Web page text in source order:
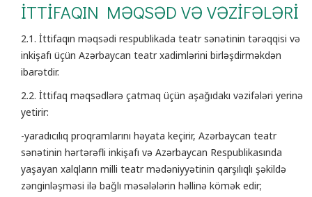
İTTİFAQIN MƏQSƏD VƏ VƏZİFƏLƏRİ
2.1. İttifaqın məqsədi respublikada teatr sənətinin tərəqqisi və
inkişafı üçün Azərbaycan teatr xadimlərini birləşdirməkdən
ibarətdir.
2.2. İttifaq məqsədlərə çatmaq üçün aşağıdakı vəzifələri yerinə
yetirir:
-yaradıcılıq proqramlarını həyata keçirir, Azərbaycan teatr
sənətinin hərtərəfli inkişafı və Azərbaycan Respublikasında
yaşayan xalqların milli teatr mədəniyyətinin qarşılıqlı şəkildə
zənginləşməsi ilə bağlı məsələlərin həllinə kömək edir;